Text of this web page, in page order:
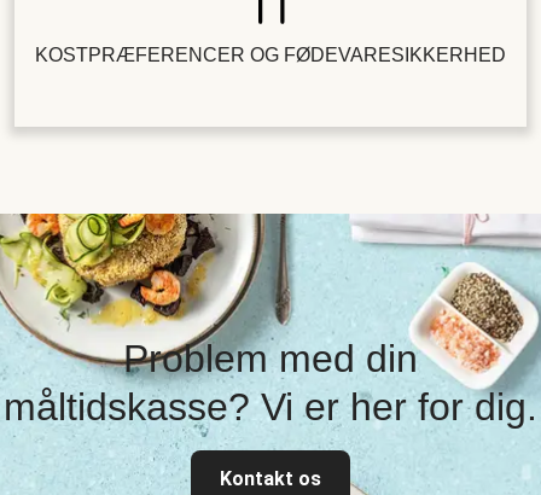
KOSTPRÆFERENCER OG FØDEVARESIKKERHED
Problem med din
måltidskasse? Vi er her for dig.
Kontakt os